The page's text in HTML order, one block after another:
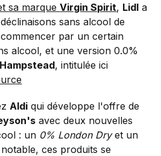
sa marqueVirgin Spirit, Lidl a
sans alcool de
par un certain
alcool, et une version 0.0%
Hampstead, intitulée ici
Aldi qui développe l'offre de
avec deux nouvelles
: un 0% London Dryet un
ces produits se